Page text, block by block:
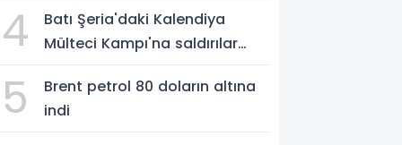
4
Batı Şeria'daki Kalendiya
Mülteci Kampı'na saldırılar
5
Brent petrol 80 doların altına
indi